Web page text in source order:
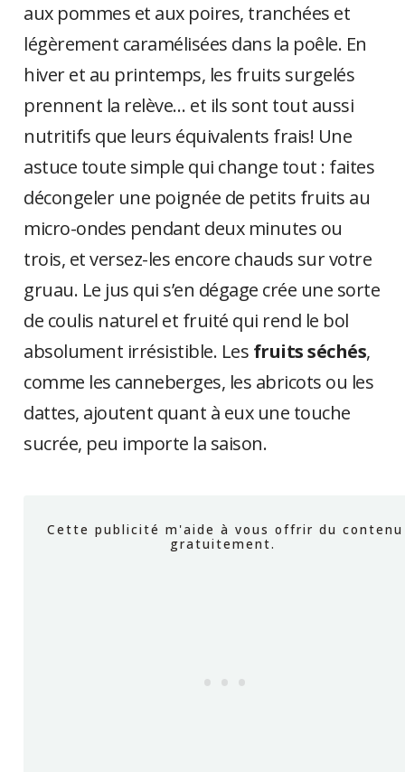
aux pommes et aux poires, tranchées et
légèrement caramélisées dans la poêle. En
hiver et au printemps, les fruits surgelés
prennent la relève… et ils sont tout aussi
nutritifs que leurs équivalents frais! Une
astuce toute simple qui change tout : faites
décongeler une poignée de petits fruits au
micro-ondes pendant deux minutes ou
trois, et versez-les encore chauds sur votre
gruau. Le jus qui s’en dégage crée une sorte
de coulis naturel et fruité qui rend le bol
absolument irrésistible. Les fruits séchés,
comme les canneberges, les abricots ou les
dattes, ajoutent quant à eux une touche
sucrée, peu importe la saison.